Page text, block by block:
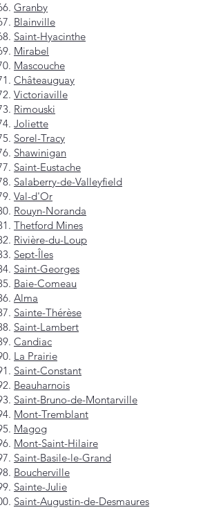
Granby
Blainville
Saint-Hyacinthe
Mirabel
Mascouche
Châteauguay
Victoriaville
Rimouski
Joliette
Sorel-Tracy
Shawinigan
Saint-Eustache
Salaberry-de-Valleyfield
Val-d'Or
Rouyn-Noranda
Thetford Mines
Rivière-du-Loup
Sept-Îles
Saint-Georges
Baie-Comeau
Alma
Sainte-Thérèse
Saint-Lambert
Candiac
La Prairie
Saint-Constant
Beauharnois
Saint-Bruno-de-Montarville
Mont-Tremblant
Magog
Mont-Saint-Hilaire
Saint-Basile-le-Grand
Boucherville
Sainte-Julie
Saint-Augustin-de-Desmaures